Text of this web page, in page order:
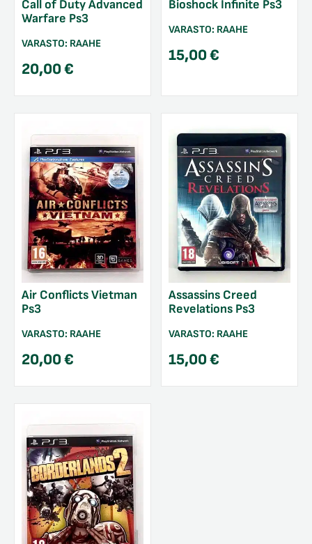
Call of Duty Advanced
Warfare Ps3
VARASTO: RAAHE
20,00€
Bioshock Infinite Ps3
VARASTO: RAAHE
15,00€
Air Conflicts Vietman
Ps3
VARASTO: RAAHE
20,00€
Assassins Creed
Revelations Ps3
VARASTO: RAAHE
15,00€